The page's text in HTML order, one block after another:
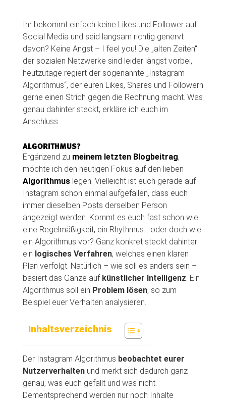
Ihr bekommt einfach keine Likes und Follower auf
Social Media und seid langsam richtig genervt
davon? Keine Angst – I feel you! Die „alten Zeiten“
der sozialen Netzwerke sind leider längst vorbei,
heutzutage regiert der sogenannte „Instagram
Algorithmus“, der euren Likes, Shares und Followern
gerne einen Strich gegen die Rechnung macht. Was
genau dahinter steckt, erkläre ich euch im
Anschluss.
ALGORITHMUS?
Ergänzend zu meinem letzten Blogbeitrag,
möchte ich den heutigen Fokus auf den lieben
Algorithmus legen. Vielleicht ist euch gerade auf
Instagram schon einmal aufgefallen, dass euch
immer dieselben Posts derselben Person
angezeigt werden. Kommt es euch fast schon wie
eine Regelmäßigkeit, ein Rhythmus… oder doch wie
ein Algorithmus vor? Ganz konkret steckt dahinter
ein logisches Verfahren, welches einen klaren
Plan verfolgt. Natürlich – wie soll es anders sein –
basiert das Ganze auf künstlicher Intelligenz. Ein
Algorithmus soll ein Problem lösen, so zum
Beispiel euer Verhalten analysieren.
Inhaltsverzeichnis
Der Instagram Algorithmus beobachtet eurer
Nutzerverhaltenund merkt sich dadurch ganz
genau, was euch gefällt und was nicht.
Dementsprechend werden nur noch Inhalte